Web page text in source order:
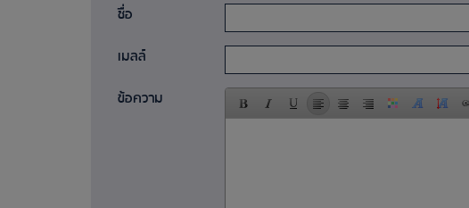
ชื่อ
เมลล์
ข้อความ